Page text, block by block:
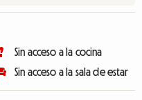
Sin acceso a la cocina
Sin acceso a la sala de estar